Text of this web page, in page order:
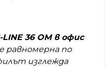
36 OM в офис
равномерна по
изглежда